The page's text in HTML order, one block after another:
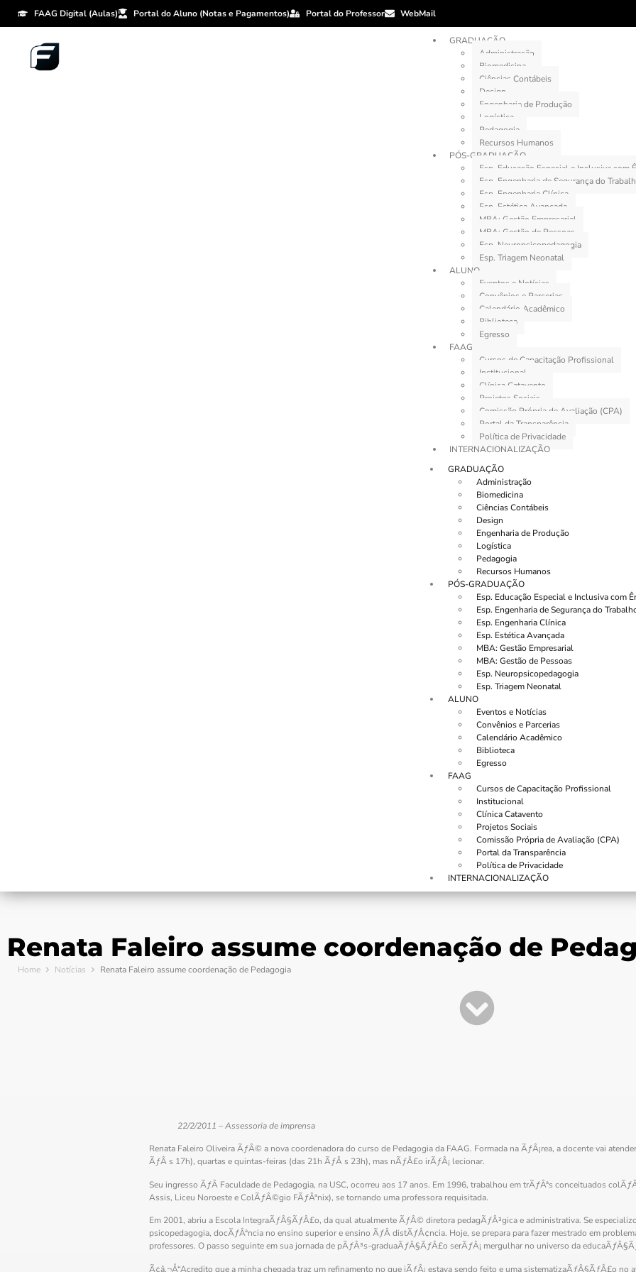
FAAG Digital (Aulas) Portal do Aluno (Notas e Pagamentos) Portal do Professor WebMail
GRADUAÇÃO
Administração
Biomedicina
Ciências Contábeis
Design
Engenharia de Produção
Logística
Pedagogia
Recursos Humanos
PÓS-GRADUAÇÃO
Esp. Educação Especial e Inclusiva com
Esp. Engenharia de Segurança do
Esp. Engenharia Clínica
Esp. Estética Avançada
MBA: Gestão Empresarial
MBA: Gestão de Pessoas
Esp. Neuropsicopedagogia
Esp. Triagem Neonatal
ALUNO
Eventos e Notícias
Convênios e Parcerias
Calendário Acadêmico
Biblioteca
Egresso
FAAG
Cursos de Capacitação Profissional
Institucional
Clínica Catavento
Projetos Sociais
Comissão Própria de Avaliação (CPA)
Portal da Transparência
Política de Privacidade
INTERNACIONALIZAÇÃO
GRADUAÇÃO
Administração
Biomedicina
Ciências Contábeis
Design
Engenharia de Produção
Logística
Pedagogia
Recursos Humanos
PÓS-GRADUAÇÃO
Esp. Educação Especial e Inclusiva com
Esp. Engenharia de Segurança do
Esp. Engenharia Clínica
Esp. Estética Avançada
MBA: Gestão Empresarial
MBA: Gestão de Pessoas
Esp. Neuropsicopedagogia
Esp. Triagem Neonatal
ALUNO
Eventos e Notícias
Convênios e Parcerias
Calendário Acadêmico
Biblioteca
Egresso
FAAG
Cursos de Capacitação Profissional
Institucional
Clínica Catavento
Projetos Sociais
Comissão Própria de Avaliação (CPA)
Portal da Transparência
Política de Privacidade
INTERNACIONALIZAÇÃO
Renata Faleiro assume coordenação de
Home Notícias Renata Faleiro assume coordenação de Pedagogia
22/2/2011 – Assessoria de imprensa
Renata Faleiro Oliveira ÃƒÂ© a nova coordenadora do curso de Pedagogia da FAAG. Formada na ÃƒÂ¡rea, a docente vai
ÃƒÂ s 17h), quartas e quintas-feiras (das 21h ÃƒÂ s 23h), mas nÃƒÂ£o irÃƒÂ¡ lecionar.
Seu ingresso ÃƒÂ Faculdade de Pedagogia, na USC, ocorreu aos 17 anos. Em 1996, trabalhou em trÃƒÂªs conceituados
Assis, Liceu Noroeste e ColÃƒÂ©gio FÃƒÂªnix), se tornando uma professora requisitada.
Em 2001, abriu a Escola IntegraÃƒÂ§ÃƒÂ£o, da qual atualmente ÃƒÂ© diretora pedagÃƒÂ³gica e administrativa. Se
psicopedagogia, docÃƒÂªncia no ensino superior e ensino ÃƒÂ distÃƒÂ¢ncia. Hoje, se prepara para fazer mestrado em
professores. O passo seguinte em sua jornada de pÃƒÂ³s-graduaÃƒÂ§ÃƒÂ£o serÃƒÂ¡ mergulhar no universo da
Ã¢â‚¬Å“Acredito que a minha chegada traz um refinamento no que jÃƒÂ¡ estava sendo feito e uma sistematizaÃƒÂ§ÃƒÂ£o no